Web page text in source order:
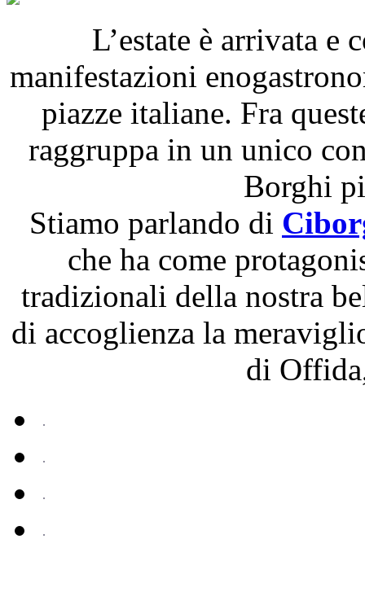
L’estate è arrivata e
manifestazioni
piazze italiane. Fra
raggruppa in un unico
Borghi
Stiamo parlando di
che ha come
tradizionali della nostra
di accoglienza la
di